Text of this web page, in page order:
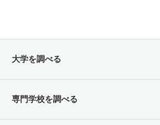
大学を調べる
専門学校を調べる